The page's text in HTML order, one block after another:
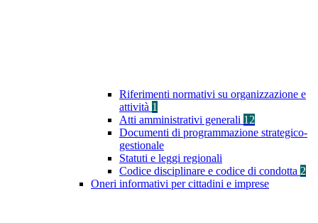
Riferimenti normativi su organizzazione e
attività 1
Atti amministrativi generali 12
Documenti di programmazione strategico-
gestionale
Statuti e leggi regionali
Codice disciplinare e codice di condotta 2
Oneri informativi per cittadini e imprese